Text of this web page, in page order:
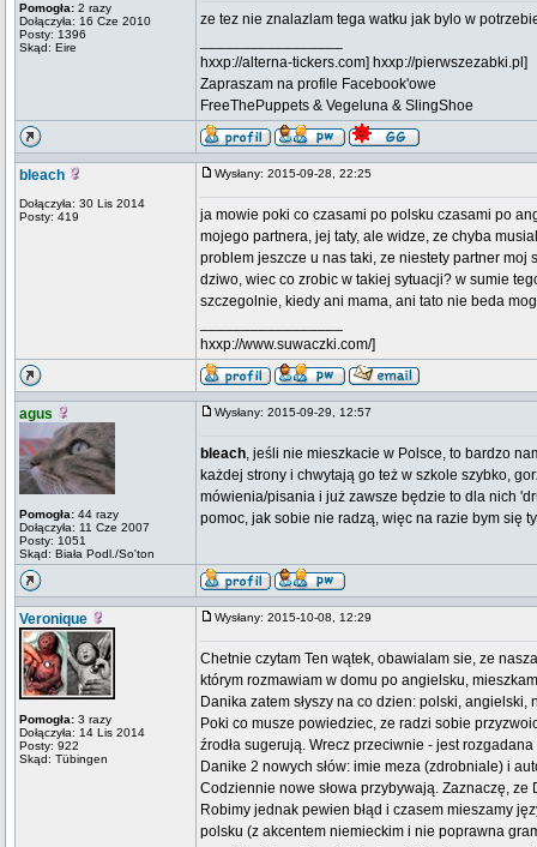
Pomogła: 2 razy
Dołączyła: 16 Cze 2010
Posty: 1396
Skąd: Eire
ze tez nie znalazlam tega watku jak bylo w
hxxp://alterna-tickers.com] hxxp://pierwszezabki.pl]
Zapraszam na profile Facebook'owe
FreeThePuppets & Vegeluna & SlingShoe
bleach
Dołączyła: 30 Lis 2014
Posty: 419
Wysłany: 2015-09-28, 22:25
ja mowie poki co czasami po polsku czasami po
mojego partnera, jej taty, ale widze, ze chyba
problem jeszcze u nas taki, ze niestety partner
dziwo, wiec co zrobic w takiej sytuacji? w sumie
szczegolnie, kiedy ani mama, ani tato nie beda
hxxp://www.suwaczki.com/]
agus
Pomogła: 44 razy
Dołączyła: 11 Cze 2007
Posty: 1051
Skąd: Biała Podl./So'ton
Wysłany: 2015-09-29, 12:57
bleach, jeśli nie mieszkacie w Polsce, to bardzo
każdej strony i chwytają go też w szkole szybko,
mówienia/pisania i już zawsze będzie to dla nich
pomoc, jak sobie nie radzą, więc na razie bym się
Veronique
Pomogła: 3 razy
Dołączyła: 14 Lis 2014
Posty: 922
Skąd: Tübingen
Wysłany: 2015-10-08, 12:29
Chetnie czytam Ten wątek, obawialam sie, ze
którym rozmawiam w domu po angielsku,
Danika zatem słyszy na co dzien: polski,
Poki co musze powiedziec, ze radzi sobie
źrodła sugerują. Wrecz przeciwnie - jest
Danike 2 nowych słów: imie meza (zdrobniale) i
Codziennie nowe słowa przybywają. Zaznaczę,
Robimy jednak pewien błąd i czasem mieszamy
polsku (z akcentem niemieckim i nie poprawna